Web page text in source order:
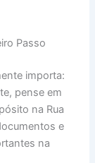
Passo
importa:
pense em
na Rua
e
na